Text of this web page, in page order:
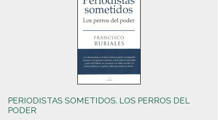
PERIODISTAS SOMETIDOS. LOS PERROS DEL
PODER